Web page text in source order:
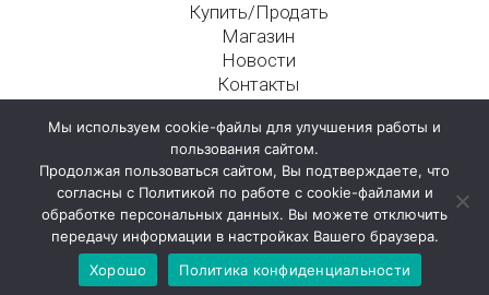
Купить/Продать
Магазин
Новости
Контакты
125009, г. Москва, Никитский пер., д. 4а, стр. 1
Мы используем cookie-файлы для улучшения работы и
пользования сайтом.
Продолжая пользоваться сайтом, Вы подтверждаете, что
согласны с Политикой по работе с cookie-файлами и
обработке персональных данных. Вы можете отключить
передачу информации в настройках Вашего браузера.
Хорошо
Политика конфиденциальности